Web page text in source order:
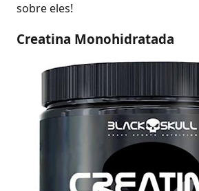
sobre eles!
Creatina Monohidratada